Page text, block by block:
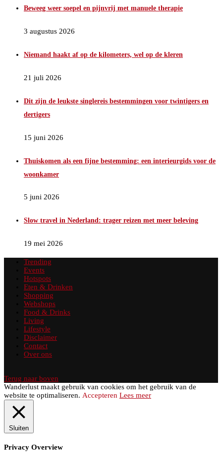
Beweeg weer soepel en pijnvrij met manuele therapie
3 augustus 2026
Niemand haakt af op de kilometers, wel op de kleren
21 juli 2026
Dit zijn de leukste singlereis bestemmingen voor twintigers en
dertigers
15 juni 2026
Thuiskomen als een fijne bestemming: een interieurgids voor de
woonkamer
5 juni 2026
Slow travel in Nederland: trager reizen met meer beleving
19 mei 2026
Trending
Events
Hotspots
Eten & Drinken
Shopping
Webshops
Food & Drinks
Living
Lifestyle
Disclaimer
Contact
Over ons
Terug naar boven
Wanderlust maakt gebruik van cookies om het gebruik van de
website te optimaliseren. Accepteren Lees meer
Sluiten
Privacy Overview